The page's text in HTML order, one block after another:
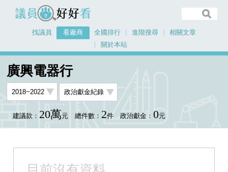
議員好好看
找議員 看廠商 全國排行 進階搜尋
相關文章
關於本站
廣興電器行
建議款： 20萬元 總件數： 2件 政治獻金： 0元